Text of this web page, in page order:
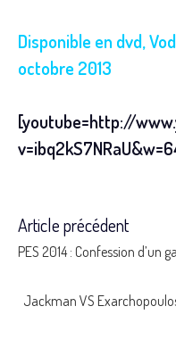
Disponible en dvd,
octobre 2013
[youtube=http://
Read
articles
Article précédent
PES 2014 : Confession d’un
Jackman VS